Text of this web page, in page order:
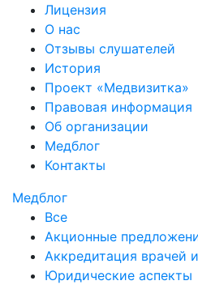
Лицензия
О нас
Отзывы слушателей
История
Проект «Медвизитка»
Правовая информация
Об организации
Медблог
Контакты
Медблог
Все
Акционные
Аккредитация врачей
Юридические аспекты